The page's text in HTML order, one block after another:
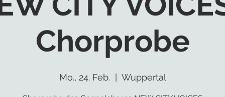
Chorprobe
Mo., 24. Feb.
  |
Wuppertal